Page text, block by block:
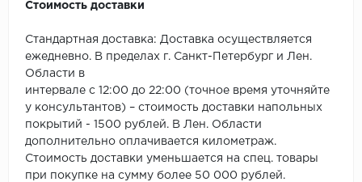
SPC DEW
SPC Kronostep
Стоимость доставки
Стандартная доставка: Доставка осуществляется
ежедневно. В пределах г. Санкт-Петербург и Лен.
Области в
интервале с 12:00 до 22:00 (точное время уточняйте
у консультантов) – стоимость доставки напольных
покрытий - 1500 рублей. В Лен. Области
дополнительно оплачивается километраж.
Стоимость доставки уменьшается на спец. товары
при покупке на сумму более 50 000 рублей.